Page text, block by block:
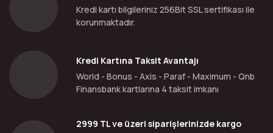
Kredi kartı bilgileriniz 256Bit SSL sertifikası ile
korunmaktadır.
Kredi Kartına Taksit Avantajı
World - Bonus - Axis - Paraf - Maximum - Qnb
Finansbank kartlarına 4 taksit imkanı
2999 TL ve üzeri siparişlerinizde kargo